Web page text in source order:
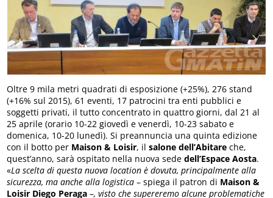
Oltre 9 mila metri quadrati di esposizione (+25%), 276 stand
(+16% sul 2015), 61 eventi, 17 patrocini tra enti pubblici e
soggetti privati, il tutto concentrato in quattro giorni, dal 21 al
25 aprile (orario 10-22 giovedì e venerdì, 10-23 sabato e
domenica, 10-20 lunedì). Si preannuncia una quinta edizione
con il botto per Maison & Loisir, ilsalone dell’Abitare che,
quest’anno, sarà ospitato nella nuova sededell’Espace Aosta.
«La scelta di questa nuova location è dovuta, principalmente alla
sicurezza, ma anche alla logistica – spiega il patron di Maison &
Loisir Diego Peraga –, visto che supereremo alcune problematiche